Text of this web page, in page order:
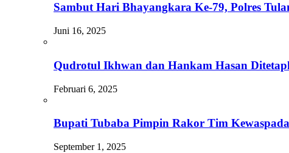
Sambut Hari Bhayangkara Ke-79, Polres
Juni 16, 2025
Qudrotul Ikhwan dan Hankam Hasan
Februari 6, 2025
Bupati Tubaba Pimpin Rakor Tim
September 1, 2025